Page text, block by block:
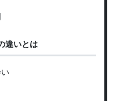
違いとは